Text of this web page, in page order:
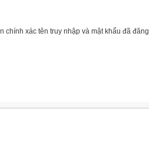
chính xác tên truy nhập và mật khẩu đã đăng